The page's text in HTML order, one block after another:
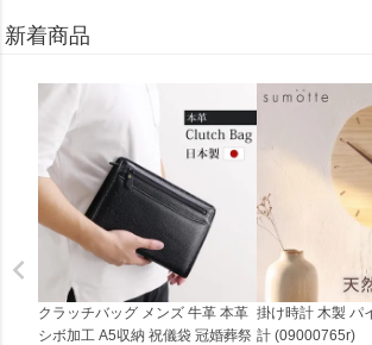
新着商品
クラッチバッグ メンズ 牛革 本革
シボ加工 A5収納 祝儀袋 冠婚葬祭
掛け時計 木製 パ
計 (09000765r)